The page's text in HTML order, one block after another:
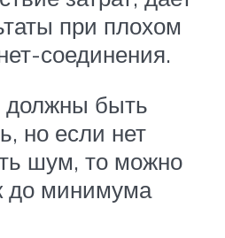
при плохом
соединения.
должны быть
но если нет
шум, то можно
до минимума